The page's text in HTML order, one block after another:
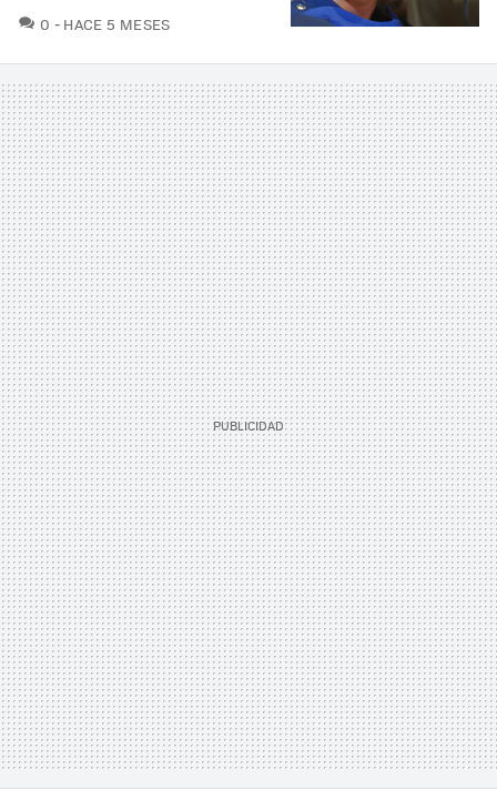
0 COMENTARIOS
HACE 5 MESES